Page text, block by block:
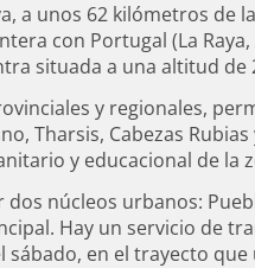
C. D. Herrerías
Piscina Municipal
Aula de Música
Taller de Malla
Taller de Encaje de
Taller de Dibujo
Área de Autocaravanas
Juan el Armero
LA CAZA
Risco
la Peña
Herrerías
a la Fuente
la Pared
a unos 62 kilómetros de
con Portugal (La Raya,
situada a una altitud
y regionales,
Tharsis, Cabezas
y educacional de la
núcleos urbanos:
Hay un servicio de
sábado, en el trayecto